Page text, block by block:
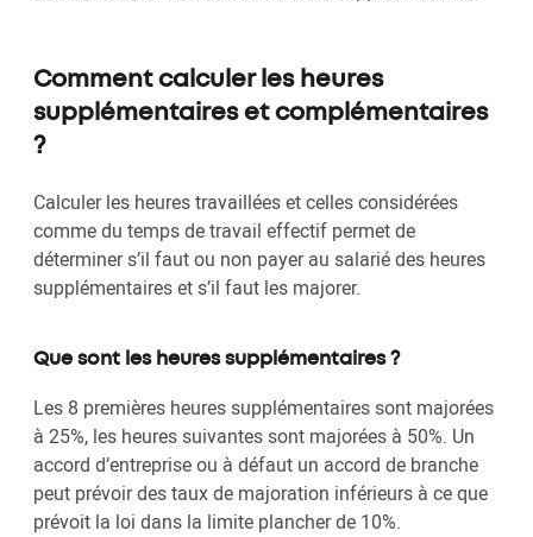
Comment calculer les heures
supplémentaires et complémentaires
?
Calculer les heures travaillées et celles considérées
comme du temps de travail effectif permet de
déterminer s’il faut ou non payer au salarié des heures
supplémentaires et s’il faut les majorer.
Que sont les heures supplémentaires ?
Les 8 premières heures supplémentaires sont majorées
à 25%, les heures suivantes sont majorées à 50%. Un
accord d’entreprise ou à défaut un accord de branche
peut prévoir des taux de majoration inférieurs à ce que
prévoit la loi dans la limite plancher de 10%.